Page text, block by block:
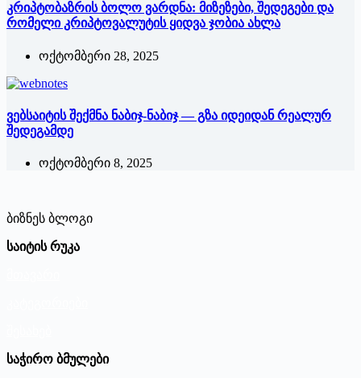
კრიპტობაზრის ბოლო ვარდნა: მიზეზები, შედეგები და
რომელი კრიპტოვალუტის ყიდვა ჯობია ახლა
ოქტომბერი 28, 2025
ვებსაიტის შექმნა ნაბიჯ-ნაბიჯ — გზა იდეიდან რეალურ
შედეგამდე
ოქტომბერი 8, 2025
ბიზნეს ბლოგი
საიტის რუკა
საჭირო ბმულები